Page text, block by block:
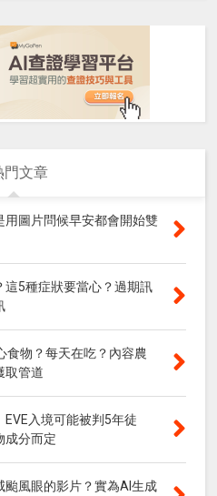
門文章
用圖片問候早安都會開始雙
這5種症狀要當心？過期訊
食物？每天在吃？內容農
取管道
EVE入境可能被判5年徒
成分而定
颱風眼的影片？實為AI生成